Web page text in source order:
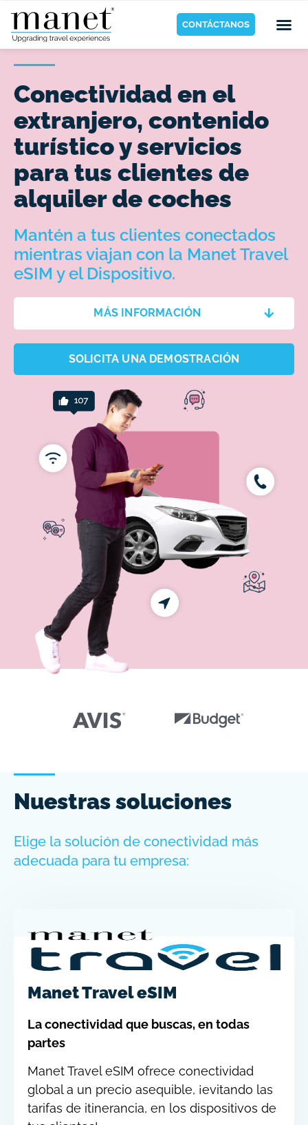
CONTÁCTANOS
Conectividad en el
extranjero, contenido
turístico y servicios
para tus clientes de
alquiler de coches
Mantén a tus clientes conectados
mientras viajan con la Manet Travel
eSIM y el Dispositivo.
MÁS INFORMACIÓN
SOLICITA UNA DEMOSTRACIÓN
Nuestras soluciones
Elige la solución de conectividad más
adecuada para tu empresa:
Manet Travel eSIM
La conectividad que buscas, en todas
partes
Manet Travel eSIM ofrece conectividad
global a un precio asequible, ¡evitando las
tarifas de itinerancia, en los dispositivos de